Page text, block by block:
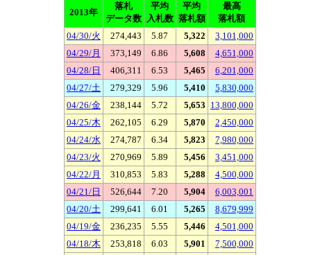
2013年
落札
データ数
平均
入札数
平均
落札額
最高
落札額
04/30/火
274,443 5.87 5,322
3,101,000
04/29/月
373,149 6.86 5,608
4,651,000
04/28/日
406,311 6.53 5,465
6,201,000
04/27/土
279,329 5.96 5,410
5,830,000
04/26/金
238,144 5.72 5,653 13,800,000
04/25/木
262,105 6.29 5,870
2,450,000
04/24/水
274,787 6.34 5,823
7,980,000
04/23/火
270,969 5.89 5,456
3,451,000
04/22/月
310,853 5.83 5,288
4,500,000
04/21/日
526,644 7.20 5,904
6,003,001
04/20/土
299,641 6.01 5,265
8,679,999
04/19/金
236,235 5.55 5,446
4,501,000
04/18/木
253,818 6.03 5,901
7,500,000